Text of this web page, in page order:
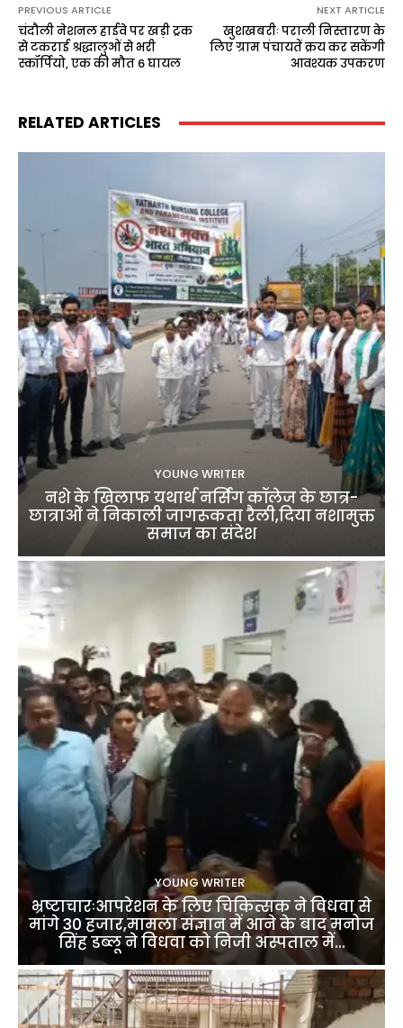
PREVIOUS ARTICLE
चंदौली नेशनल हाईवे पर खड़ी ट्रक
से टकराई श्रद्धालुओं से भरी
स्कॉर्पियो, एक की मौत 6 घायल
NEXT ARTICLE
खुशखबरीः पराली निस्तारण के
लिए ग्राम पंचायतें क्रय कर सकेंगी
आवश्यक उपकरण
RELATED ARTICLES
YOUNG WRITER
नशे के खिलाफ यथार्थ नर्सिंग कॉलेज के छात्र-
छात्राओं ने निकाली जागरूकता रैली,दिया नशामुक्त
समाज का संदेश
YOUNG WRITER
भ्रष्टाचारःआपरेशन के लिए चिकित्सक ने विधवा से
मांगे 30 हजार,मामला संज्ञान में आने के बाद मनोज
सिंह डब्लू ने विधवा को निजी अस्पताल में...